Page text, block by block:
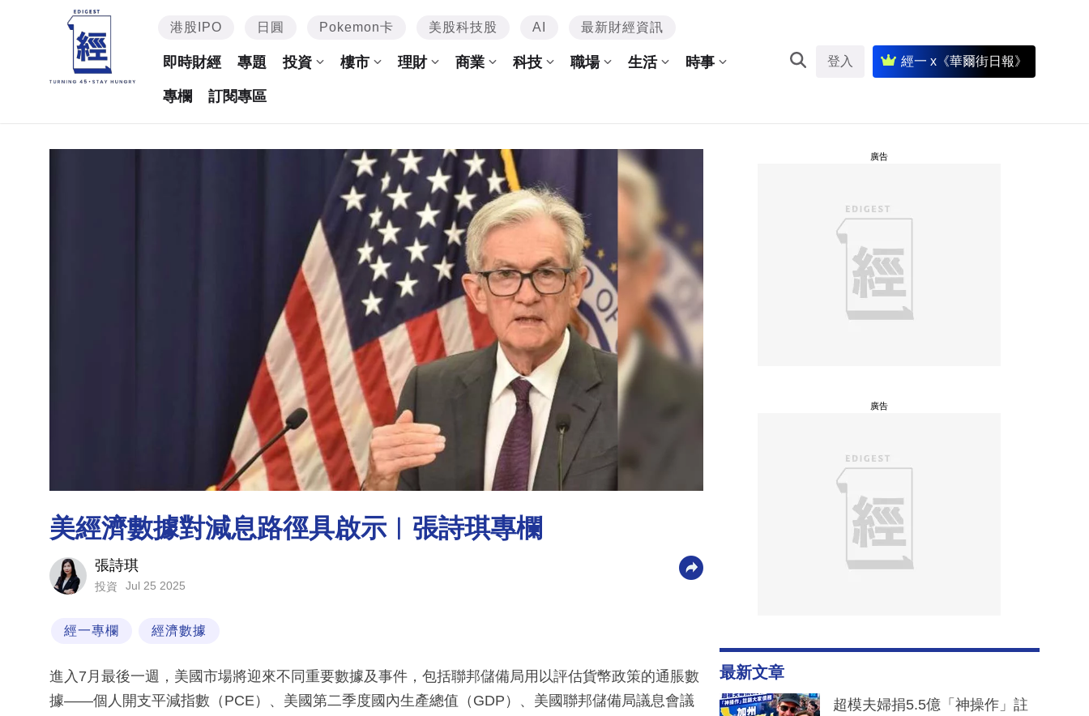
港股IPO 日圓 Pokemon卡 美股科技股 AI 最新財經資訊
即時財經 專題 投資 樓市 理財 商業 科技 職場 生活 時事
專欄 訂閱專區
登入 經一 x《華爾街日報》
美經濟數據對減息路徑具啟示︳張詩琪專欄
張詩琪
投資 Jul 25 2025
經一專欄 經濟數據
進入7月最後一週，美國市場將迎來不同重要數據及事件，包括聯邦儲備局用以評估貨幣政策的通脹數
據——個人開支平減指數（PCE）、美國第二季度國內生產總值（GDP）、美國聯邦儲備局議息會議
廣告
廣告
最新文章
超模夫婦捐5.5億「神操作」註